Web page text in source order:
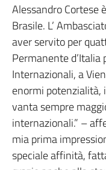
Alessandro Cortese
Brasile. L’
aver servito per
Permanente d’Italia
Internazionali, a
enormi potenzialità,
vanta sempre
internazionali.” –
mia prima
speciale affinità,